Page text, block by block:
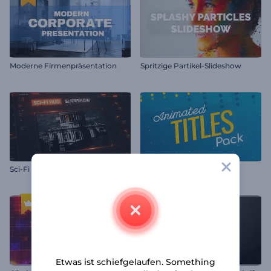
Moderne Firmenpräsentation Spritzige Partikel-Slideshow
Sci-Fi HUD Diashow Set mit animierten Titeln
Etwas ist schiefgelaufen. Something